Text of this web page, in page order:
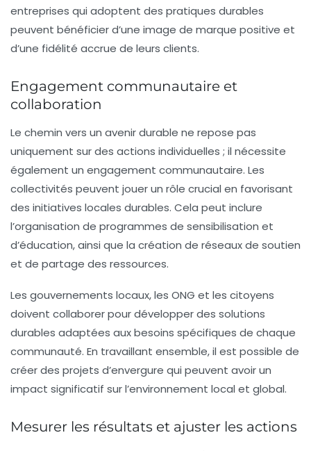
entreprises qui adoptent des pratiques durables
peuvent bénéficier d’une image de marque positive et
d’une fidélité accrue de leurs clients.
Engagement communautaire et
collaboration
Le chemin vers un avenir durable ne repose pas
uniquement sur des actions individuelles ; il nécessite
également un engagement communautaire. Les
collectivités peuvent jouer un rôle crucial en favorisant
des initiatives locales durables. Cela peut inclure
l’organisation de programmes de sensibilisation et
d’éducation, ainsi que la création de réseaux de soutien
et de partage des ressources.
Les gouvernements locaux, les ONG et les citoyens
doivent collaborer pour développer des solutions
durables adaptées aux besoins spécifiques de chaque
communauté. En travaillant ensemble, il est possible de
créer des projets d’envergure qui peuvent avoir un
impact significatif sur l’environnement local et global.
Mesurer les résultats et ajuster les actions